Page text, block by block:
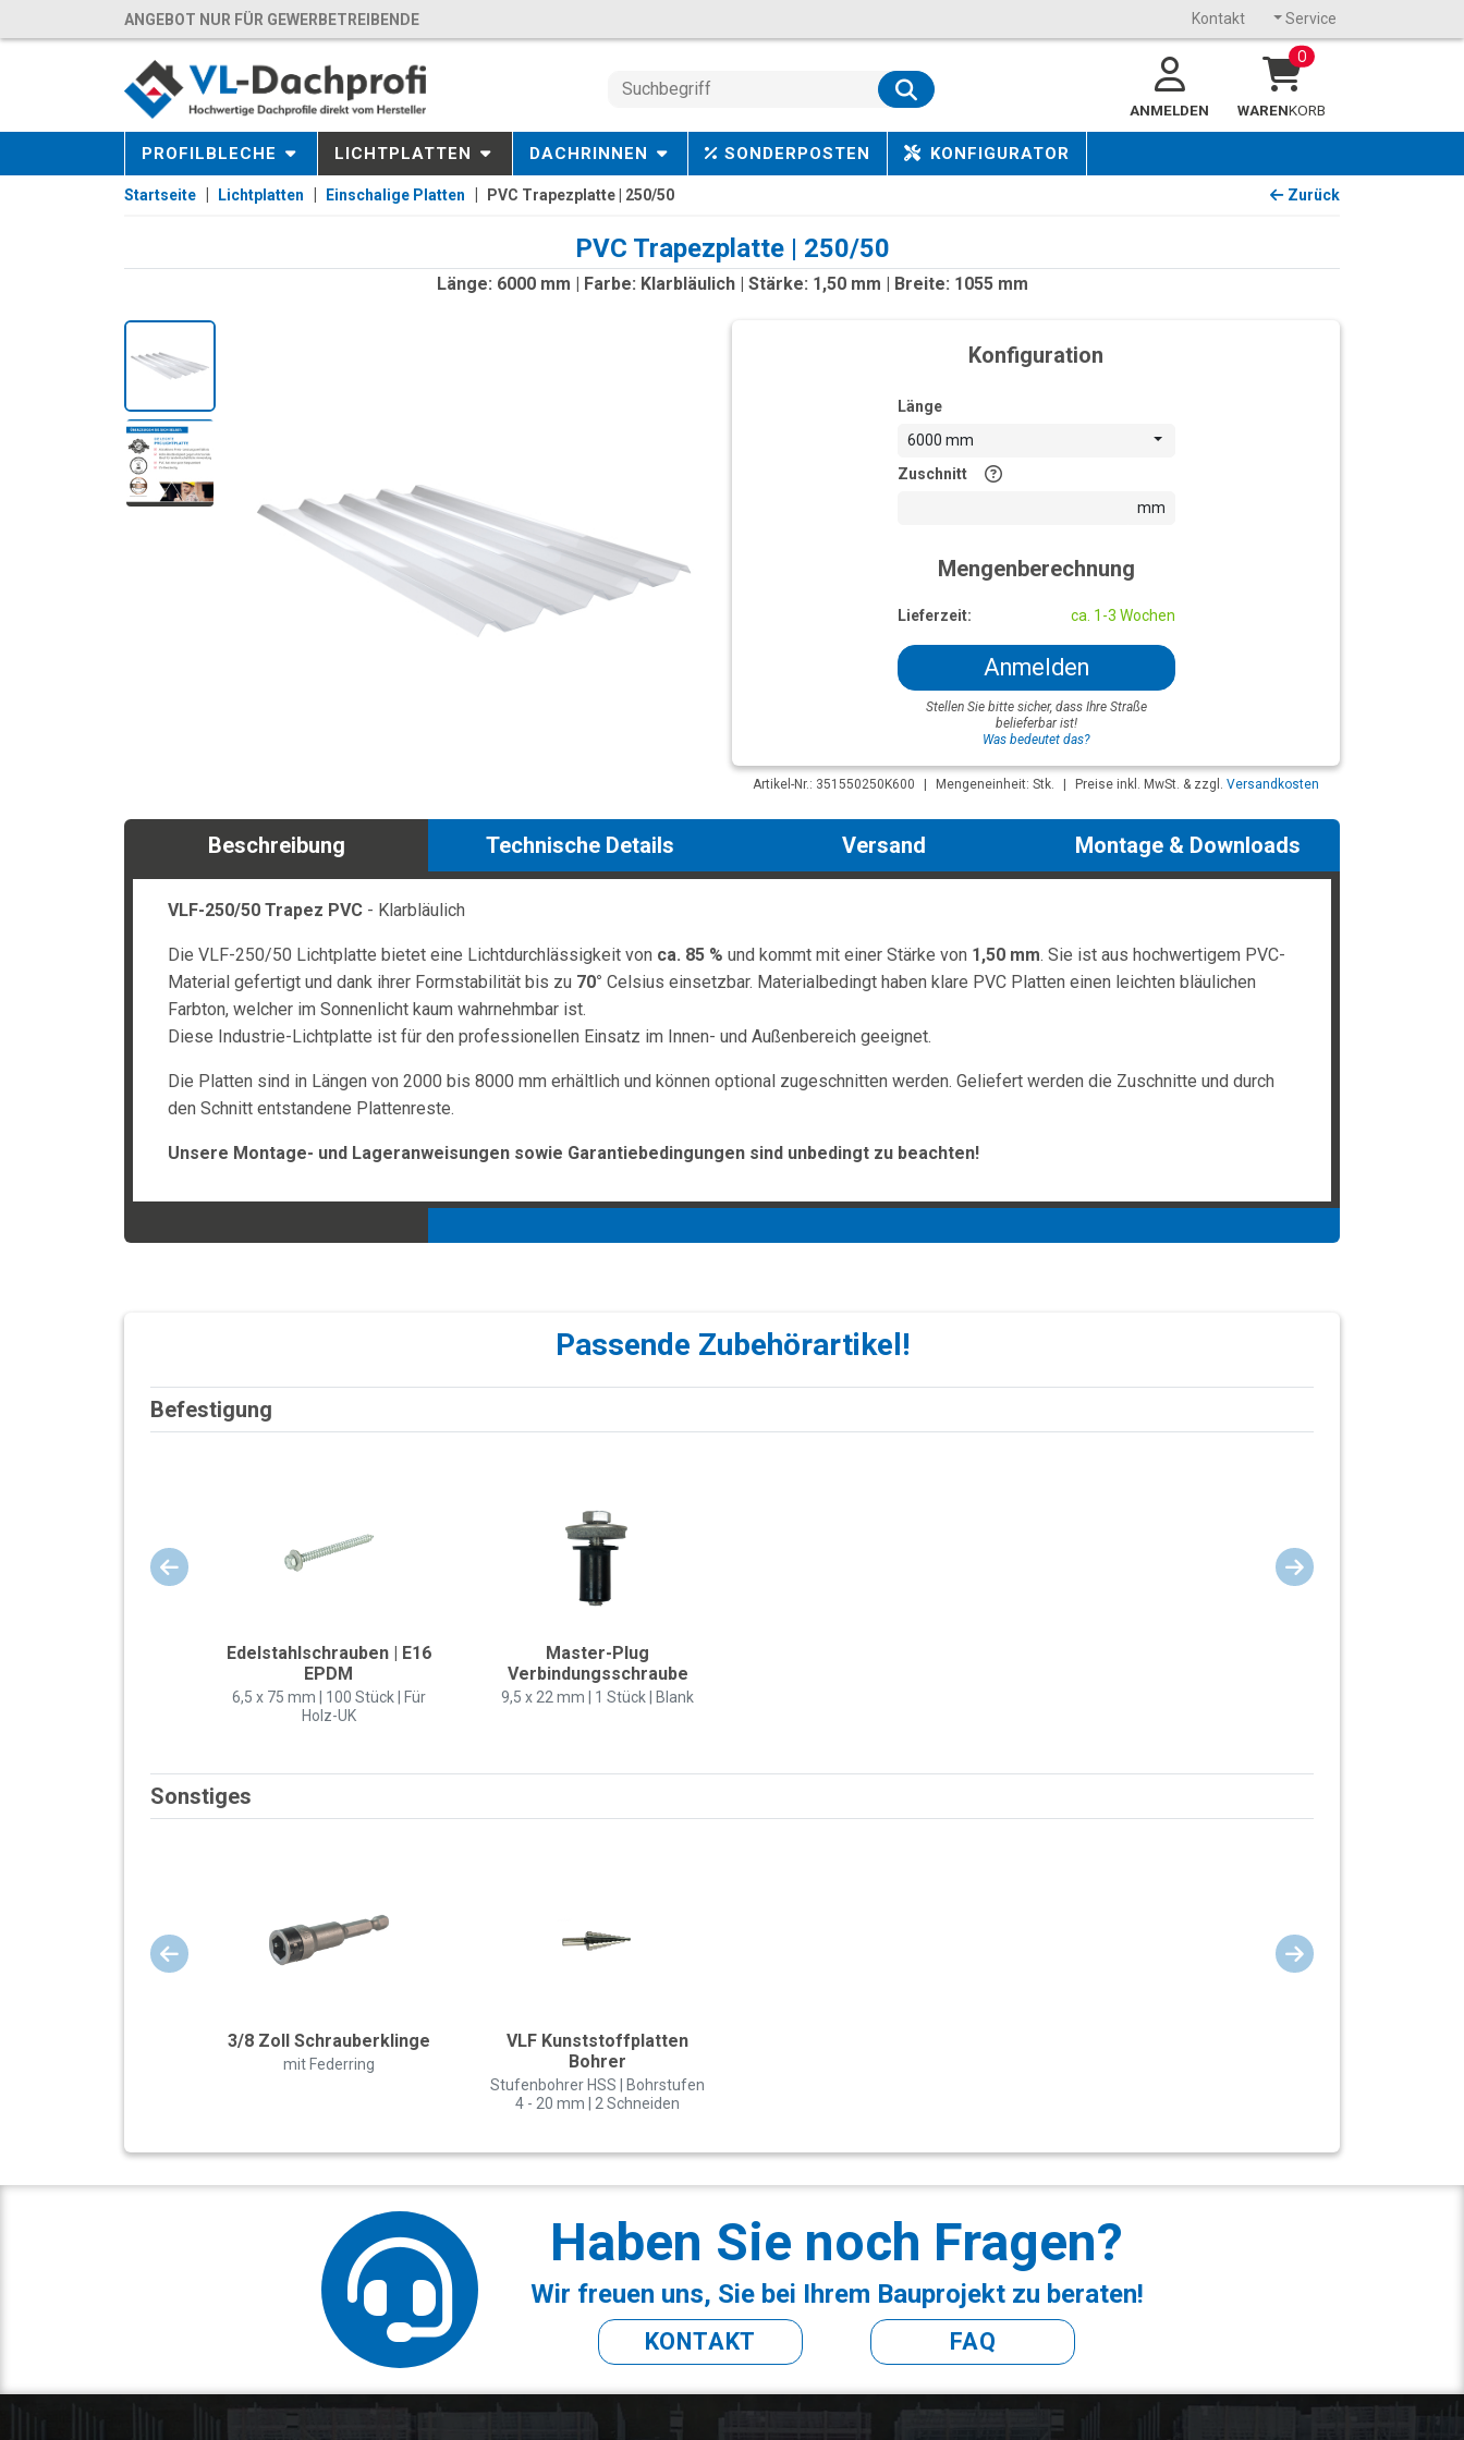
ANGEBOT NUR FÜR GEWERBETREIBENDE Kontakt Service
ANMELDEN
0
WARENKORB
PROFILBLECHE LICHTPLATTEN DACHRINNEN SONDERPOSTEN KONFIGURATOR
Startseite Lichtplatten Einschalige Platten PVC Trapezplatte | 250/50 Zurück
PVC Trapezplatte | 250/50
Länge: 6000 mm | Farbe: Klarbläulich | Stärke: 1,50 mm | Breite: 1055 mm
Konfiguration
Länge
6000 mm
Zuschnitt
mm
Mengenberechnung
Lieferzeit: ca. 1-3 Wochen
Anmelden
Stellen Sie bitte sicher, dass Ihre Straße
belieferbar ist!
Was bedeutet das?
Artikel-Nr.: 351550250K600 Mengeneinheit: Stk. Preise inkl. MwSt. & zzgl. Versandkosten
Beschreibung Technische Details Versand Montage & Downloads
VLF-250/50 Trapez PVC- Klarbläulich
Die VLF-250/50 Lichtplatte bietet eine Lichtdurchlässigkeit von ca. 85 % und kommt mit einer Stärke von 1,50 mm. Sie ist aus hochwertigem PVC-
Material gefertigt und dank ihrer Formstabilität bis zu 70° Celsius einsetzbar. Materialbedingt haben klare PVC Platten einen leichten bläulichen
Farbton, welcher im Sonnenlicht kaum wahrnehmbar ist.
Diese Industrie-Lichtplatte ist für den professionellen Einsatz im Innen- und Außenbereich geeignet.
Die Platten sind in Längen von 2000 bis 8000 mm erhältlich und können optional zugeschnitten werden. Geliefert werden die Zuschnitte und durch
den Schnitt entstandene Plattenreste.
Unsere Montage- und Lageranweisungen sowie Garantiebedingungen sind unbedingt zu beachten!
Passende Zubehörartikel!
Befestigung
Edelstahlschrauben | E16
EPDM
6,5 x 75 mm | 100 Stück | Für
Holz-UK
Master-Plug
Verbindungsschraube
9,5 x 22 mm | 1 Stück | Blank
Sonstiges
3/8 Zoll Schrauberklinge
mit Federring
VLF Kunststoffplatten
Bohrer
Stufenbohrer HSS | Bohrstufen
4 - 20 mm | 2 Schneiden
Haben Sie noch Fragen?
Wir freuen uns, Sie bei Ihrem Bauprojekt zu beraten!
KONTAKT FAQ